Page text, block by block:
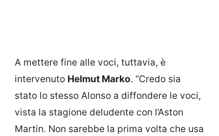
A mettere fine alle voci, tuttavia, è
intervenuto Helmut Marko. “Credo sia
stato lo stesso Alonso a diffondere le voci,
vista la stagione deludente con l’Aston
Martin. Non sarebbe la prima volta che usa